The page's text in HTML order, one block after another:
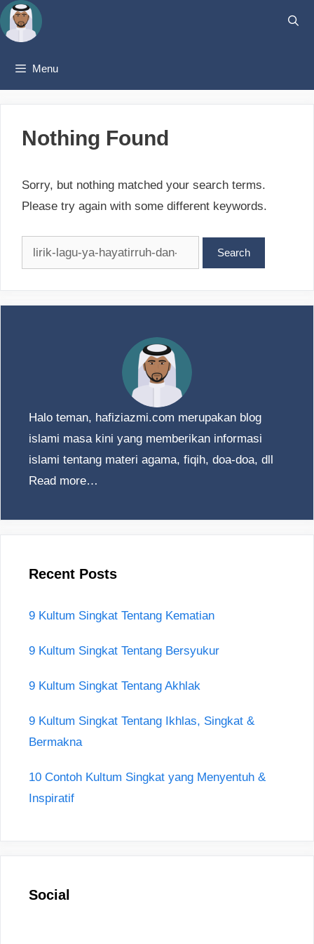
Skip
to
Menu
Nothing Found
Sorry, but nothing matched your search terms.
Please try again with some different keywords.
Search
for:
Halo teman, hafiziazmi.com merupakan blog
islami masa kini yang memberikan informasi
islami tentang materi agama, fiqih, doa-doa, dll
Read more…
Recent Posts
9 Kultum Singkat Tentang Kematian
9 Kultum Singkat Tentang Bersyukur
9 Kultum Singkat Tentang Akhlak
9 Kultum Singkat Tentang Ikhlas, Singkat &
Bermakna
10 Contoh Kultum Singkat yang Menyentuh &
Inspiratif
Social